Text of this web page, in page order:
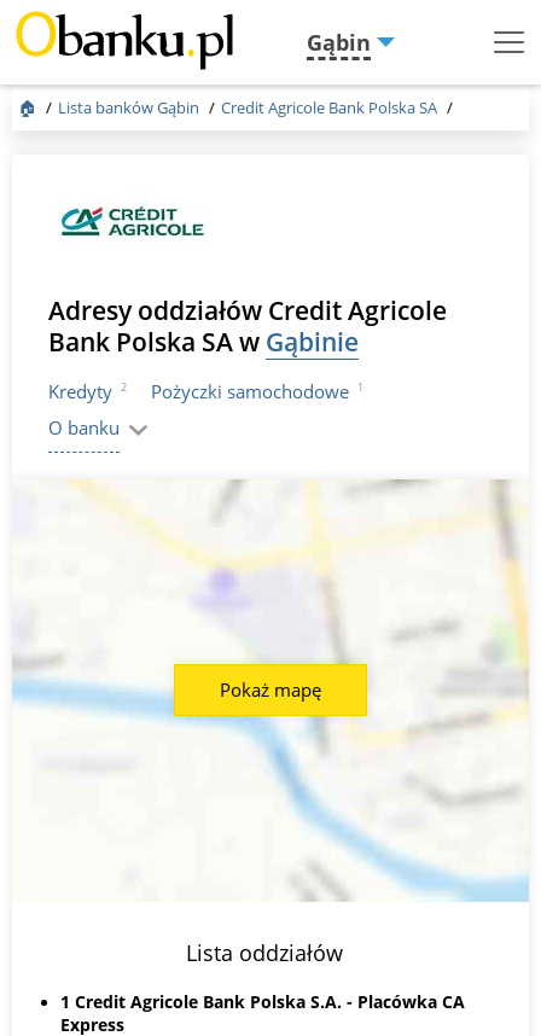
Gąbin
Menu
🏠 Lista banków Gąbin Credit Agricole Bank Polska SA
Adresy oddziałów Credit Agricole
Bank Polska SA w Gąbinie
Kredyty 2 Pożyczki samochodowe 1
O banku
Lista oddziałów
1 Credit Agricole Bank Polska S.A. - Placówka CA
Express
Pokaż mapę